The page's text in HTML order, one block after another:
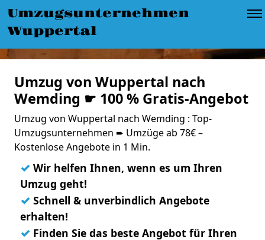
Umzugsunternehmen
Wuppertal
Umzug von Wuppertal nach
Wemding ☛ 100 % Gratis-Angebot
Umzug von Wuppertal nach Wemding : Top-
Umzugsunternehmen ➨ Umzüge ab 78€ –
Kostenlose Angebote in 1 Min.
✓ Wir helfen Ihnen, wenn es um Ihren
Umzug geht!
✓ Schnell & unverbindlich Angebote
erhalten!
✓ Finden Sie das beste Angebot für Ihren